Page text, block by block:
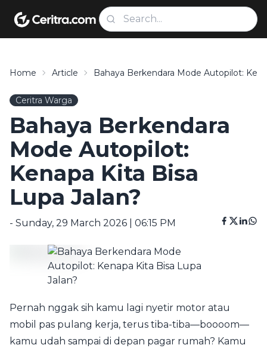
Home Article Bahaya Berkendara Mode Autopilot:
Ceritra Warga
Bahaya Berkendara
Mode Autopilot:
Kenapa Kita Bisa
Lupa Jalan?
- Sunday, 29 March 2026 | 06:15 PM
Pernah nggak sih kamu lagi nyetir motor atau
mobil pas pulang kerja, terus tiba-tiba—boooom—
kamu udah sampai di depan pagar rumah? Kamu